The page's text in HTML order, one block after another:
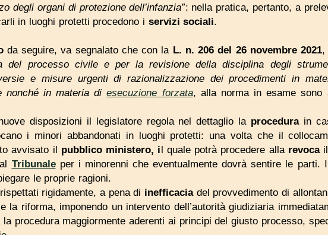
degli organi di protezione dell’infanzia”: nella pratica, pertanto, a
in luoghi protetti procedono i servizi sociali.
da seguire, va segnalato che con la L. n. 206 del 26 novembre 2021,
del processo civile e per la revisione della disciplina degli
e misure urgenti di razionalizzazione dei procedimenti in
nonché in materia diesecuzione forzata, alla norma in esame sono
disposizioni il legislatore regola nel dettaglio la procedurain
i minori abbandonati in luoghi protetti: una volta che il
avvisato il pubblico ministero, il quale potrà procedere alla revocail
Tribunaleper i minorenni che eventualmente dovrà sentire le parti.
le proprie ragioni.
rigidamente, a pena di inefficaciadel provvedimento di
la riforma, imponendo un intervento dell’autorità giudiziaria
procedura maggiormente aderenti ai principi del giusto processo,